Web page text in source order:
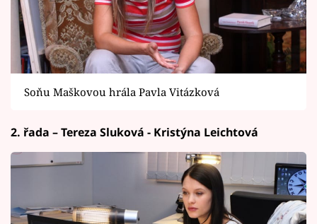
Soňu Maškovou hrála Pavla Vitázková
2. řada – Tereza Sluková - Kristýna Leichtová